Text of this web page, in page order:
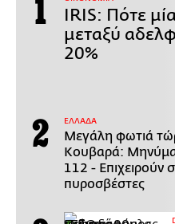
IRIS: Πότε
μεταξύ
20%
ΕΛΛΑΔΑ
Μεγάλη φωτιά
Κουβαρά:
112 - Επιχειρούν
πυροσβέστες